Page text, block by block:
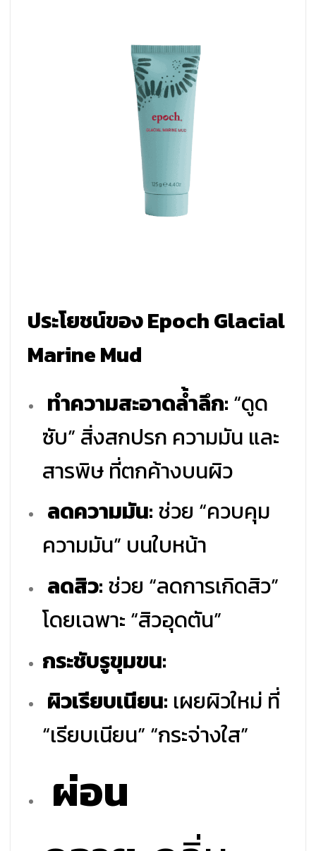
ประโยชน์ของ Epoch Glacial
Marine Mud
ทำความสะอาดล้ำลึก: “ดูด
ซับ” สิ่งสกปรก ความมัน และ
สารพิษ ที่ตกค้างบนผิว
ลดความมัน: ช่วย “ควบคุม
ความมัน” บนใบหน้า
ลดสิว: ช่วย “ลดการเกิดสิว”
โดยเฉพาะ “สิวอุดตัน”
กระชับรูขุมขน:
ผิวเรียบเนียน: เผยผิวใหม่ ที่
“เรียบเนียน” “กระจ่างใส”
ผ่อน